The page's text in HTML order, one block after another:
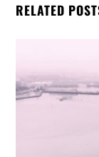
RELATED